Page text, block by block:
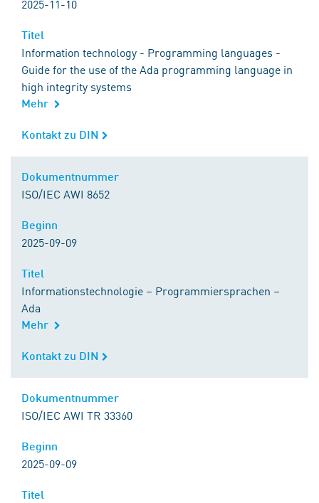
2025-11-10
Titel
Information technology - Programming languages -
Guide for the use of the Ada programming language in
high integrity systems
Mehr
Kontakt zu DIN
Kontakt zu DIN
Dokumentnummer
ISO/IEC AWI 8652
Beginn
2025-09-09
Titel
Informationstechnologie – Programmiersprachen –
Ada
Mehr
Kontakt zu DIN
Kontakt zu DIN
Dokumentnummer
ISO/IEC AWI TR 33360
Beginn
2025-09-09
Titel